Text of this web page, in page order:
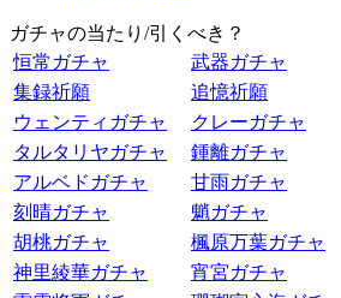
ガチャの当たり/引くべき？
恒常ガチャ
武器ガチャ
集録祈願
追憶祈願
ウェンティガチャ
クレーガチャ
タルタリヤガチャ
鍾離ガチャ
アルベドガチャ
甘雨ガチャ
刻晴ガチャ
魈ガチャ
胡桃ガチャ
楓原万葉ガチャ
神里綾華ガチャ
宵宮ガチャ